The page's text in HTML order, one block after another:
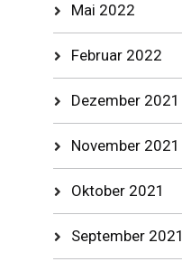
Mai 2022
Februar 2022
Dezember 2021
November 2021
Oktober 2021
September 2021